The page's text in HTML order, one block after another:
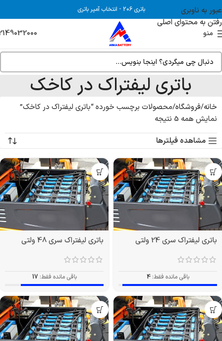
عبور به ناوبری
رفتن به محتوای اصلی
باتری 206 - انتخاب آمپر باتری
منو
باتری لیفتراک در کاخک
خانه فروشگاه محصولات برچسب خورده “باتری لیفتراک در کاخک”
نمایش همه 5 نتیجه
مشاهده فیلترها
باتری لیفتراک سری 24 ولتی
باقی مانده فقط: 4
باتری لیفتراک سری 48 ولتی
باقی مانده فقط: 17